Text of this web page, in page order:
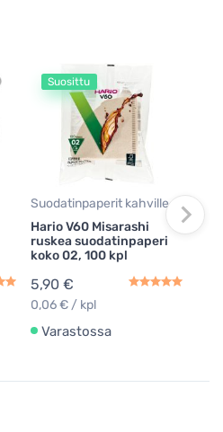
Suosittu
Suodatinpaperit kahville
Hario V60 Misarashi
ruskea suodatinpaperi
koko 02, 100 kpl
5,90 €
0,06 € / kpl
Varastossa